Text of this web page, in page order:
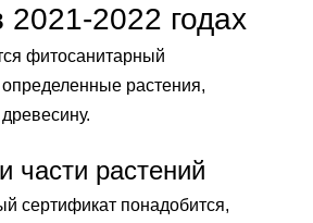
2021-2022 годах
фитосанитарный
растения,
части растений
сертификат понадобится,